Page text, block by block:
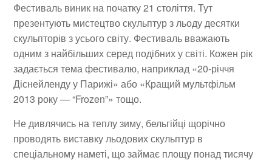
Фестиваль виник на початку 21 століття. Тут
презентують мистецтво скульптур з льоду десятки
скульпторів з усього світу. Фестиваль вважають
одним з найбільших серед подібних у світі. Кожен рік
задається тема фестивалю, наприклад «20-річчя
Діснейленду у Парижі» або «Кращий мультфільм
2013 року — “Frozen”» тощо.
Не дивлячись на теплу зиму, бельгійці щорічно
проводять виставку льодових скульптур в
спеціальному наметі, що займає площу понад тисячу